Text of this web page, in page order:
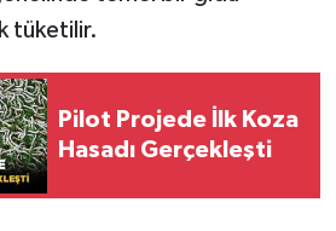
tüketilir.
Pilot Projede İlk Koza
Hasadı Gerçekleşti